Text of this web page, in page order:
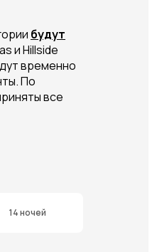
будут
и Hillside
временно
По
все
14 ночей